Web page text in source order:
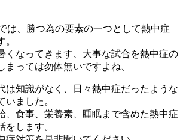
では、勝つ為の要素の一つとして熱中症
くなってきます、大事な試合を熱中症の
まっては勿体無いですよね、
は知識がなく、日々熱中症だったような
いました。
、食事、栄養素、睡眠まで含めた熱中症
をします。